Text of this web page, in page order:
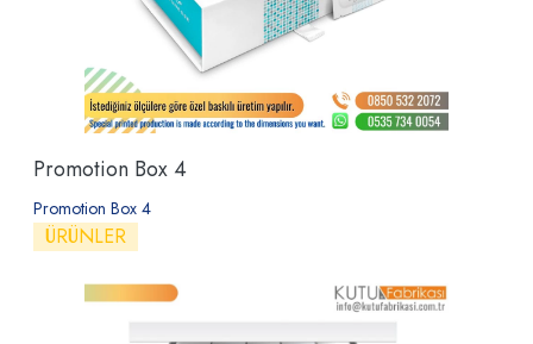
Promotion Box 4
Promotion Box 4
ÜRÜNLER